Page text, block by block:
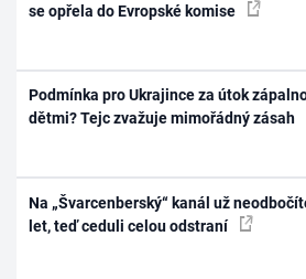
se opřela do Evropské komise
Podmínka pro Ukrajince za útok
dětmi? Tejc zvažuje mimořádný zásah
Na „Švarcenberský“ kanál už
let, teď ceduli celou odstraní